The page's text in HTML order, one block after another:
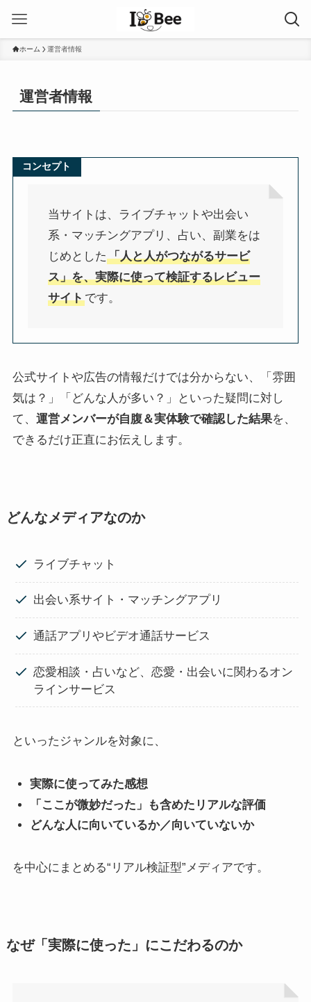
ホーム 運営者情報
運営者情報
コンセプト
当サイトは、ライブチャットや出会い
系・マッチングアプリ、占い、副業をは
じめとした「人と人がつながるサービ
ス」を、実際に使って検証するレビュー
サイトです。
公式サイトや広告の情報だけでは分からない、「雰囲
気は？」「どんな人が多い？」といった疑問に対し
て、 運営メンバーが自腹＆実体験で確認した結果を、
できるだけ正直にお伝えします。
どんなメディアなのか
ライブチャット
出会い系サイト・マッチングアプリ
通話アプリやビデオ通話サービス
恋愛相談・占いなど、恋愛・出会いに関わるオン
ラインサービス
といったジャンルを対象に、
実際に使ってみた感想
「ここが微妙だった」も含めたリアルな評価
どんな人に向いているか／向いていないか
を中心にまとめる“リアル検証型”メディアです。
なぜ「実際に使った」にこだわるのか